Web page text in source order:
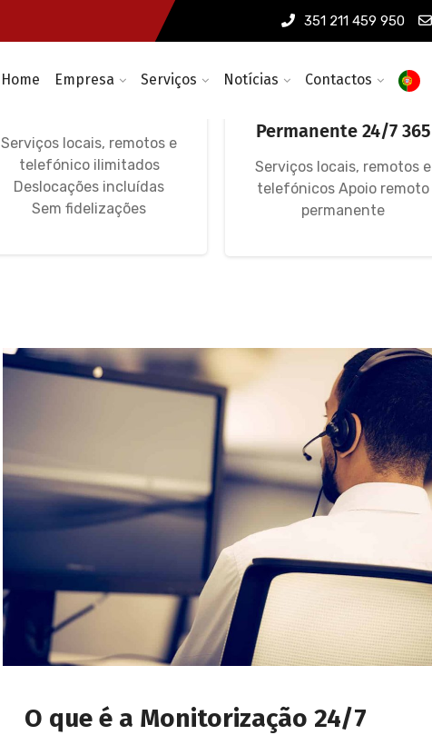
351 211 459 950
Home Empresa Serviços Notícias Contactos
Avença Informática
Serviços locais, remotos e
telefónico ilimitados
Deslocações incluídas
Sem fidelizações
Assistência
Permanente 24/7 365
Serviços locais, remotos e
telefónicos Apoio remoto
permanente
O que é a Monitorização 24/7